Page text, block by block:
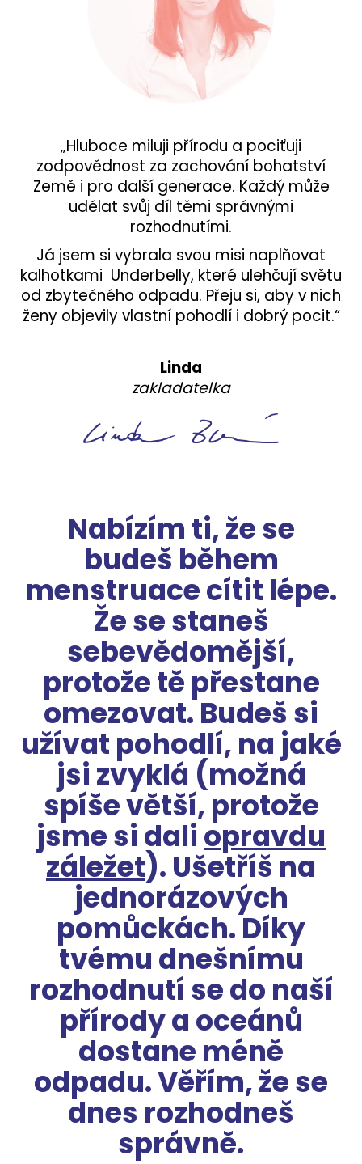
„Hluboce miluji přírodu a pociťuji
zodpovědnost za zachování bohatství
Země i pro další generace. Každý může
udělat svůj díl těmi správnými
rozhodnutími.
Já jsem si vybrala svou misi naplňovat
kalhotkami Underbelly, které ulehčují světu
od zbytečného odpadu. Přeju si, aby v nich
ženy objevily vlastní pohodlí i dobrý pocit.“
Linda
zakladatelka
Nabízím ti, že se
budeš během
menstruace cítit lépe.
Že se staneš
sebevědomější,
protože tě přestane
omezovat. Budeš si
užívat pohodlí, na jaké
jsi zvyklá (možná
spíše větší, protože
jsme si dali opravdu
záležet). Ušetříš na
jednorázových
pomůckách. Díky
tvému dnešnímu
rozhodnutí se do naší
přírody a oceánů
dostane méně
odpadu.Věřím, že se
dnes rozhodneš
správně.